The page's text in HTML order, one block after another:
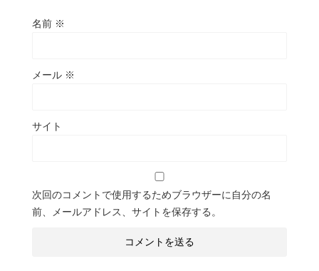
名前 ※
メール ※
サイト
次回のコメントで使用するためブラウザーに自分の名
前、メールアドレス、サイトを保存する。